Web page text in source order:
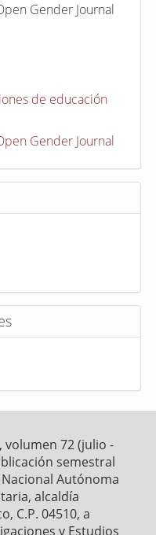
Gender Journal
de educación
Gender Journal
volumen 72 (julio -
semestral
Autónoma
alcaldía
C.P. 04510, a
y Estudios